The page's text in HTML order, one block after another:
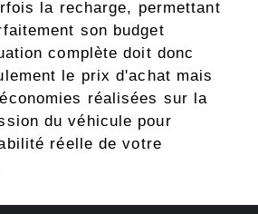
la recharge, permettant
son budget
complète doit donc
le prix d'achat mais
réalisées sur la
du véhicule pour
réelle de votre